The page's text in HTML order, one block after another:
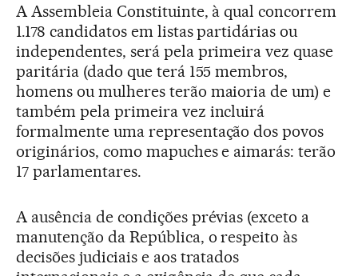
A Assembleia Constituinte, à qual concorrem
1.178 candidatos em listas partidárias ou
independentes, será pela primeira vez quase
paritária (dado que terá 155 membros,
homens ou mulheres terão maioria de um) e
também pela primeira vez incluirá
formalmente uma representação dos povos
originários, como mapuches e aimarás: terão
17 parlamentares.
A ausência de condições prévias (exceto a
manutenção da República, o respeito às
decisões judiciais e aos tratados